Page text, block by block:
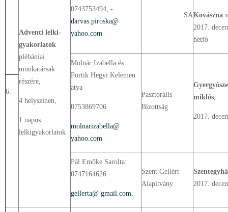
6.
Adventi lelki-
gyakorlatok
plébániai
munkatársak
részére,
4 helyszínen,
1 napos
lelkigyakorlatok
0743753494, -
darvas.piroska@
yahoo.com
SAKovászna
2017.
hétfő
Molnár Izabella és
Portik Hegyi Kelemen
atya
0753869706
molnarizabella@
yahoo.com
Pasztorális
Bizottság
miklós,
2017.
Pál Emőke Sarolta:
0747164626
gellerta@ gmail.com,
Szent Gellért
Alapítvány
2017.